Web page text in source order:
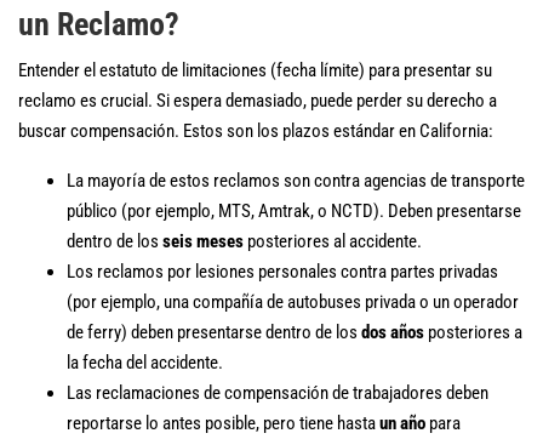
un Reclamo?
Entender el estatuto de limitaciones (fecha límite) para presentar su
reclamo es crucial. Si espera demasiado, puede perder su derecho a
buscar compensación. Estos son los plazos estándar en California:
La mayoría de estos reclamos son contra agencias de transporte
público (por ejemplo, MTS, Amtrak, o NCTD). Deben presentarse
dentro de los seis meses posteriores al accidente.
Los reclamos por lesiones personales contra partes privadas
(por ejemplo, una compañía de autobuses privada o un operador
de ferry) deben presentarse dentro de los dos años posteriores a
la fecha del accidente.
Las reclamaciones de compensación de trabajadores deben
reportarse lo antes posible, pero tiene hastaun año para